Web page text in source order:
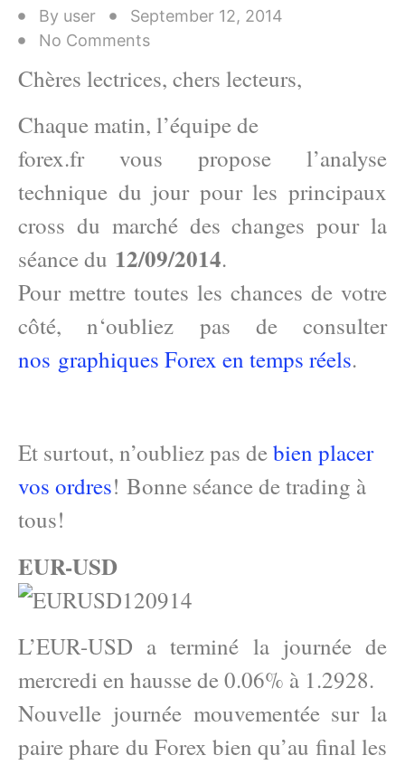
By user
September 12, 2014
No Comments
Chères lectrices, chers lecteurs,
Chaque matin, l’équipe de
forex.fr vous propose l’analyse
technique du jour pour les principaux
cross du marché des changes pour la
séance du 12/09/2014.
Pour mettre toutes les chances de votre
côté, n‘oubliez pas de consulter
nos graphiques Forex en temps réels.
Et surtout, n’oubliez pas debien placer
vos ordres! Bonne séance de trading à
tous!
EUR-USD
L’EUR-USD a terminé la journée de
mercredi en hausse de 0.06% à 1.2928.
Nouvelle journée mouvementée sur la
paire phare du Forex bien qu’au final les